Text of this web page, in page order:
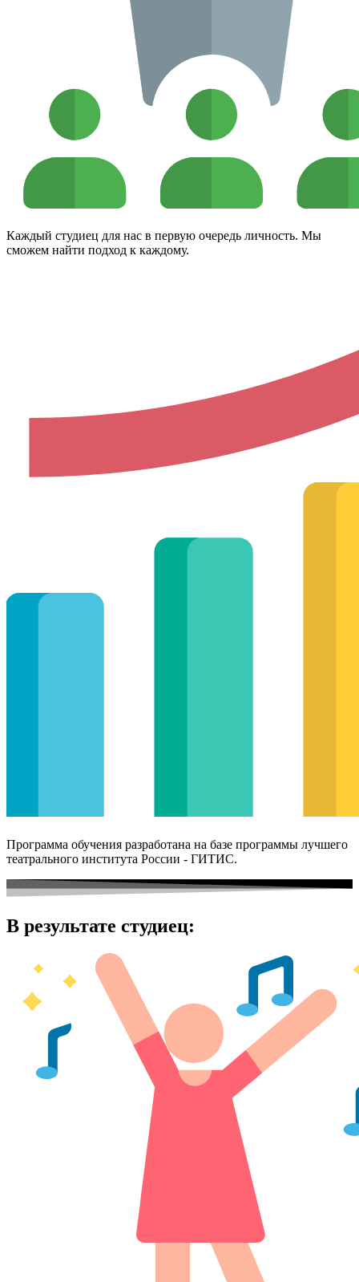
Каждый студиец для нас в первую очередь личность. Мы
сможем найти подход к каждому.
Программа обучения разработана на базе программы лучшего
театрального института России - ГИТИС.
В результате студиец: